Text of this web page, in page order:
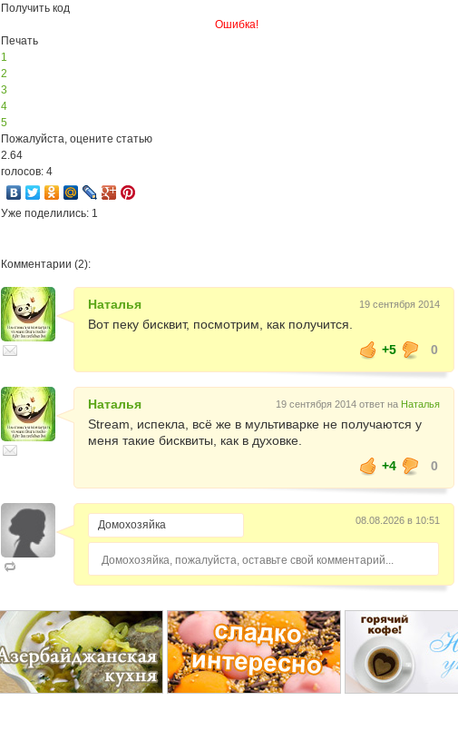
Получить код
Ошибка!
Печать
1
2
3
4
5
Пожалуйста, оцените статью
2.64
голосов: 4
Уже поделились: 1
Комментарии (2):
Наталья 19 сентября 2014
Вот пеку бисквит, посмотрим, как получится.
+5
0
Наталья 19 сентября 2014 ответ на Наталья
Stream, испекла, всё же в мультиварке не получаются у
меня такие бисквиты, как в духовке.
+4
0
08.08.2026 в 10:51
Домохозяйка, пожалуйста, оставьте свой комментарий...